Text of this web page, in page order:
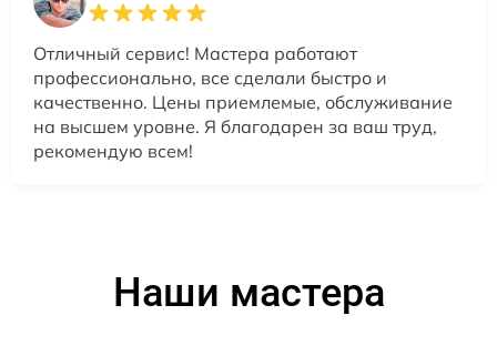
Отличный сервис! Мастера работают
профессионально, все сделали быстро и
качественно. Цены приемлемые, обслуживание
на высшем уровне. Я благодарен за ваш труд,
рекомендую всем!
Наши мастера